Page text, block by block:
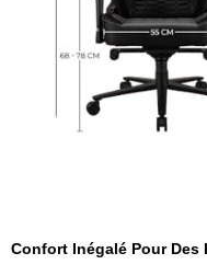
Confort Inégalé Pour Des